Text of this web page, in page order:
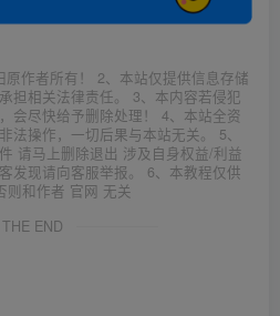
原作者所有！ 2、本站仅提供信息存储
担相关法律责任。 3、本内容若侵犯
会尽快给予删除处理！ 4、本站全资
法操作，一切后果与本站无关。 5、
请马上删除退出 涉及自身权益/利益
发现请向客服举报。 6、本教程仅供
则和作者 官网 无关
THE END